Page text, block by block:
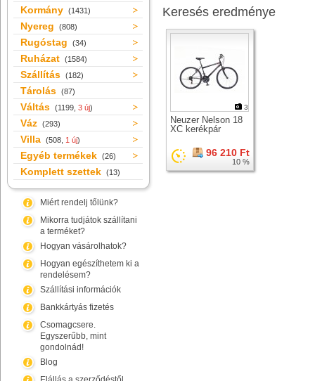
Kormány (1431)
Nyereg (808)
Rugóstag (34)
Ruházat (1584)
Szállítás (182)
Tárolás (87)
Váltás (1199, 3 új)
Váz (293)
Villa (508, 1 új)
Egyéb termékek (26)
Komplett szettek (13)
Miért rendelj tőlünk?
Mikorra tudjátok szállítani
a terméket?
Hogyan vásárolhatok?
Hogyan egészíthetem ki a
rendelésem?
Szállítási információk
Bankkártyás fizetés
Csomagcsere.
Egyszerűbb, mint
gondolnád!
Blog
Keresés eredménye
3
Neuzer Nelson 18
XC kerékpár
96 210 Ft
10 %